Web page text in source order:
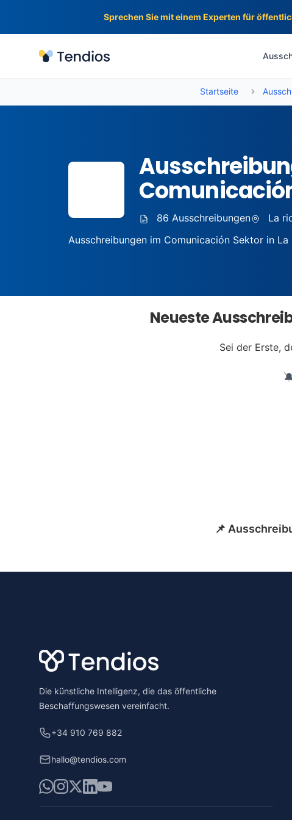
Sprechen Sie mit einem Experten für
Tendios
Startseite
86 Ausschreibungen
La
Ausschreibungen im Comunicación Sektor in
Neueste
Sei der Erste,
📌
Die künstliche Intelligenz, die das öffentliche
Beschaffungswesen vereinfacht.
+34 910 769 882
hallo@tendios.com
WhatsApp
Instagram
X LinkedIn
YouTube